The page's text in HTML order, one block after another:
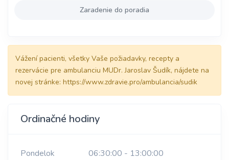
Zaradenie do poradia
Vážení pacienti, všetky Vaše požiadavky, recepty a
rezervácie pre ambulanciu MUDr. Jaroslav Šudík, nájdete na
novej stránke: https://www.zdravie.pro/ambulancia/sudik
Ordinačné hodiny
Pondelok
06:30:00 - 13:00:00